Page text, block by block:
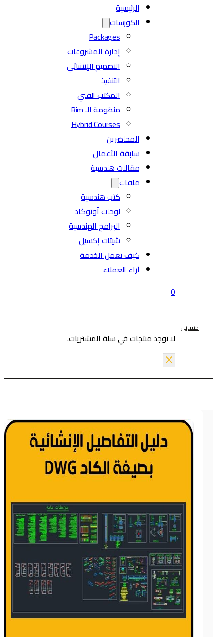
الرئيسية
الكورسات
Packages
إدارة المشروعات
التصميم الإنشائي
التنفيذ
المكتب الفني
منظومة الـ Bim
Hybrid Courses
المحاضرين
سابقة الأعمال
مقالات هندسية
ملفات
كتب هندسية
لوحات أوتوكاد
البرامج الهندسية
شيتات إكسيل
كيف تعمل الخدمة
آراء العملاء
حسابي
لا توجد منتجات في سلة المشتريات.